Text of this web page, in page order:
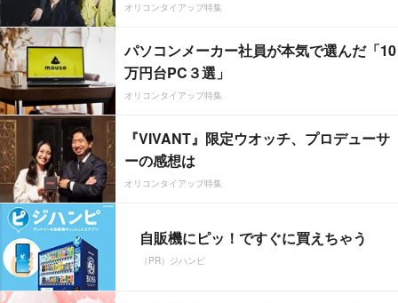
オリコンタイアップ特集
パソコンメーカー社員が本気で選んだ「10
万円台PC３選」
オリコンタイアップ特集
『VIVANT』限定ウオッチ、プロデューサ
ーの感想は
オリコンタイアップ特集
自販機にピッ！ですぐに買えちゃう
（PR）ジハンピ